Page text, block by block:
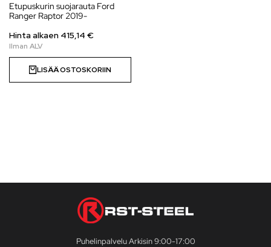
Etupuskurin suojarauta Ford
Ranger Raptor 2019-
Hinta alkaen 415,14 €
LISÄÄ OSTOSKORIIN
Puhelinpalvelu Arkisin 9:00-17:00